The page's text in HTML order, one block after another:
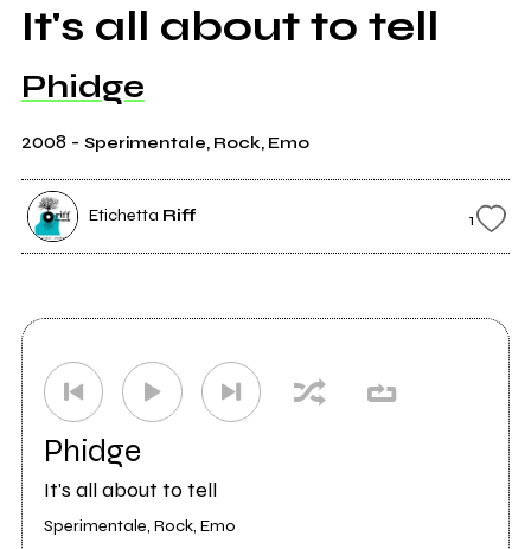
It's all about to tell
Phidge
2008 - Sperimentale, Rock, Emo
Etichetta Riff 1
Phidge
It's all about to tell
Sperimentale, Rock, Emo